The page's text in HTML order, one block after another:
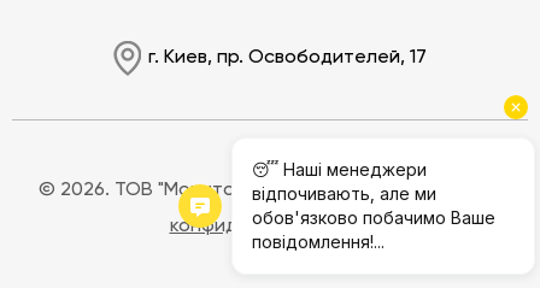
г. Киев, пр. Освободителей, 17
© 2026. ТОВ "Мониторинг Джи.Пи.Эс".Полилитика
конфиденциальности